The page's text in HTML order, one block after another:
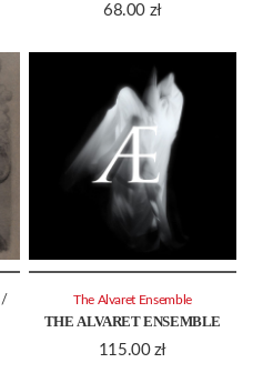
68.00 zł
/
THE ALVARET ENSEMBLE
115.00 zł
The Alvaret Ensemble